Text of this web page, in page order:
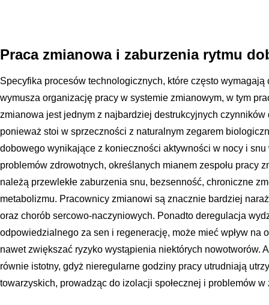
Praca zmianowa i zaburzenia rytmu
Specyfika procesów technologicznych, które często wymagają
wymusza organizację pracy w systemie zmianowym, w tym
zmianowa jest jednym z najbardziej destrukcyjnych
ponieważ stoi w sprzeczności z naturalnym zegarem
dobowego wynikające z konieczności aktywności w nocy i
problemów zdrowotnych, określanych mianem zespołu pracy
należą przewlekłe zaburzenia snu, bezsenność, chroniczne
metabolizmu. Pracownicy zmianowi są znacznie bardziej
oraz chorób sercowo-naczyniowych. Ponadto deregulacja
odpowiedzialnego za sen i regenerację, może mieć wpływ na
nawet zwiększać ryzyko wystąpienia niektórych nowotworów.
równie istotny, gdyż nieregularne godziny pracy utrudniają
towarzyskich, prowadząc do izolacji społecznej i problemów w